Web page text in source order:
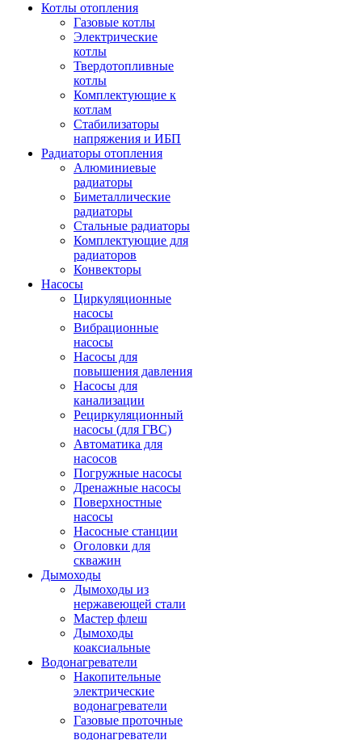
Котлы отопления
Газовые котлы
Электрические
котлы
Твердотопливные
котлы
Комплектующие к
котлам
Стабилизаторы
напряжения и ИБП
Радиаторы отопления
Алюминиевые
радиаторы
Биметаллические
радиаторы
Стальные радиаторы
Комплектующие для
радиаторов
Конвекторы
Насосы
Циркуляционные
насосы
Вибрационные
насосы
Насосы для
повышения давления
Насосы для
канализации
Рециркуляционный
насосы (для ГВС)
Автоматика для
насосов
Погружные насосы
Дренажные насосы
Поверхностные
насосы
Насосные станции
Оголовки для
скважин
Дымоходы
Дымоходы из
нержавеющей стали
Мастер флеш
Дымоходы
коаксиальные
Водонагреватели
Накопительные
электрические
водонагреватели
Газовые проточные
водонагреватели